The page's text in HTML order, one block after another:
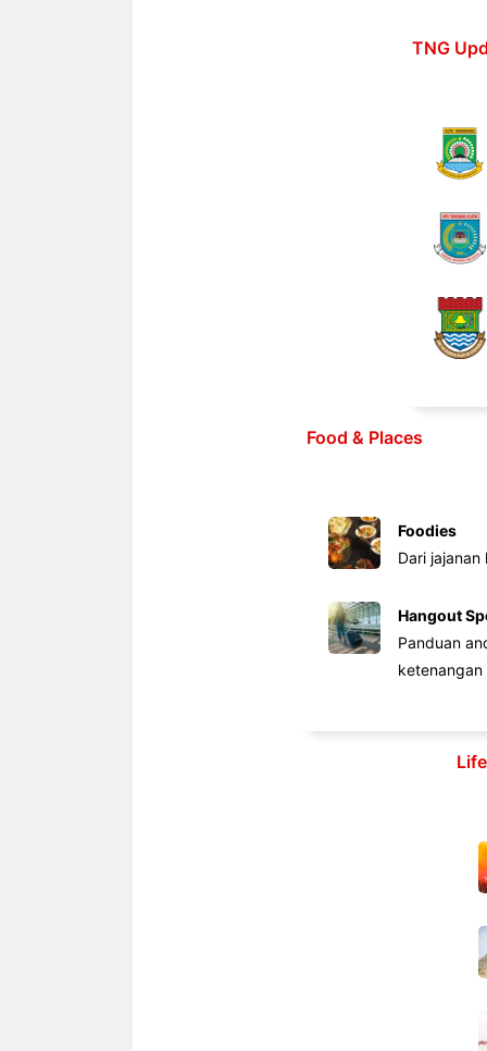
TNG
Food & Places
Foodies
Dari
Hangout
Panduan
ketenangan